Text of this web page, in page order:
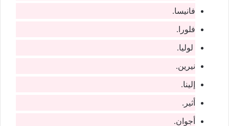
فانيسا.
فلورا.
لوليا.
نيرين.
إلينا.
أثير.
أجوان.